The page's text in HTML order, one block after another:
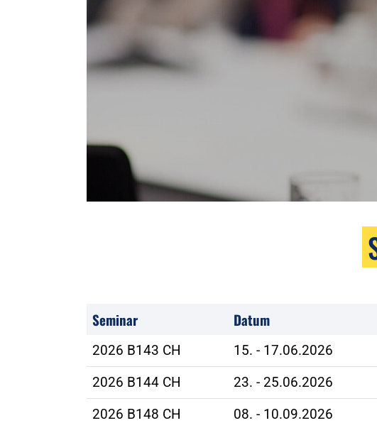
Seminar Datum
2026 B143 CH 15. - 17.06.2026
2026 B144 CH
23. - 25.06.2026
2026 B148 CH
08. - 10.09.2026